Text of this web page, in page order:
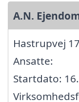
A.N.
Hastrupvej
Ansatte:
Startdato: